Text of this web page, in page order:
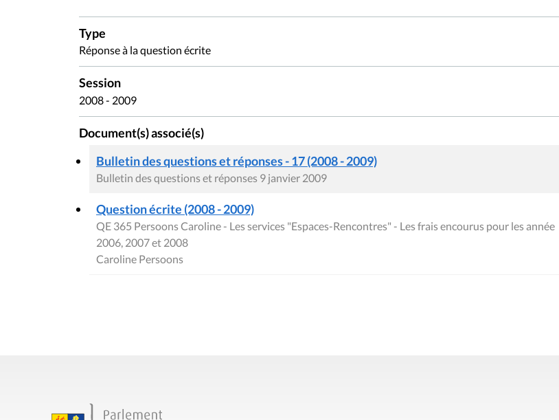
Type
Réponse à la question écrite
Session
2008 - 2009
Document(s) associé(s)
Bulletin des questions et réponses - 17 (2008 - 2009)
Bulletin des questions et réponses 9 janvier 2009
Question écrite (2008 - 2009)
QE 365 Persoons Caroline - Les services "Espaces-Rencontres" - Les frais encourus pour les année
2006, 2007 et 2008
Caroline Persoons